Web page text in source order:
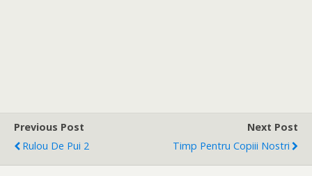
Previous Post
Rulou De Pui 2
Next Post
Timp Pentru Copiii Nostri